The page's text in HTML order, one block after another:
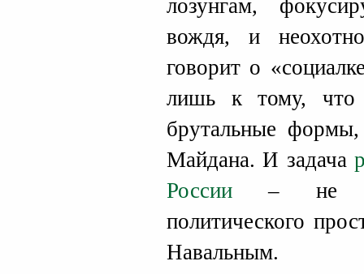
лозунгам,
вождя, и
говорит о
лишь к тому, что
брутальные
Майдана. И задача
России – не
политического
Навальным.